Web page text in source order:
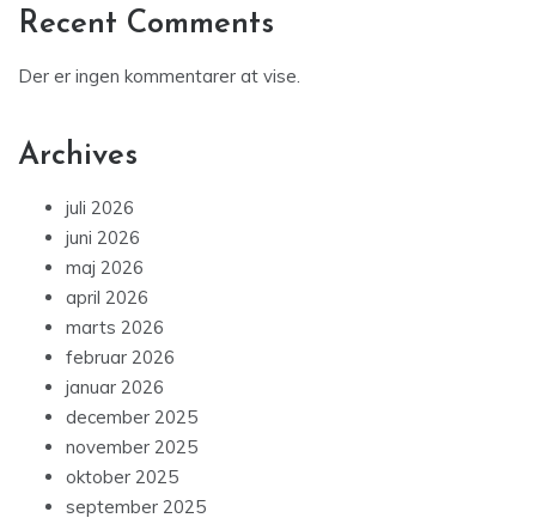
Recent Comments
Der er ingen kommentarer at vise.
Archives
juli 2026
juni 2026
maj 2026
april 2026
marts 2026
februar 2026
januar 2026
december 2025
november 2025
oktober 2025
september 2025